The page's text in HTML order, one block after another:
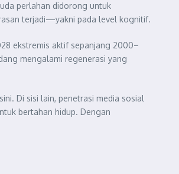
perlahan didorong untuk
terjadi—yakni pada level kognitif.
ekstremis aktif sepanjang 2000–
mengalami regenerasi yang
Di sisi lain, penetrasi media sosial
bertahan hidup. Dengan